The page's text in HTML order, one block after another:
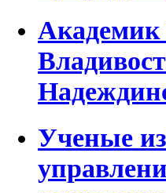
Академик
Ученые